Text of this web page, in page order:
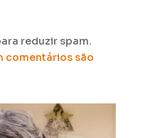
reduzir spam.
comentários são